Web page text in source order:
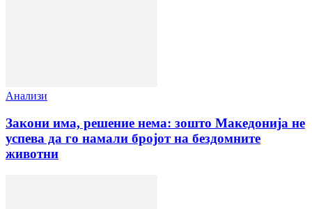
Анализи
Закони има, решение нема: зошто Македонија не
успева да го намали бројот на бездомните
животни